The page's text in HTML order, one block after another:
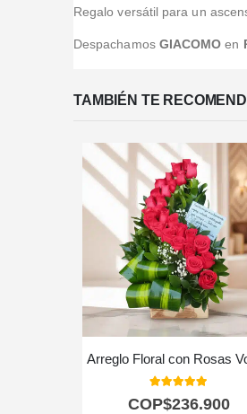
Regalo versátil para un
Despachamos GIACOMO en
TAMBIÉN TE
Arreglo Floral con Rosas
COP$236.900